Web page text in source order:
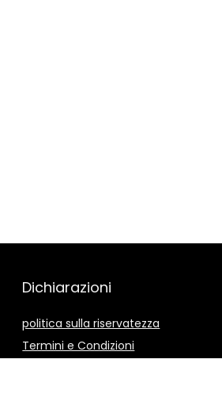
Dichiarazioni
politica sulla riservatezza
Termini e Condizioni